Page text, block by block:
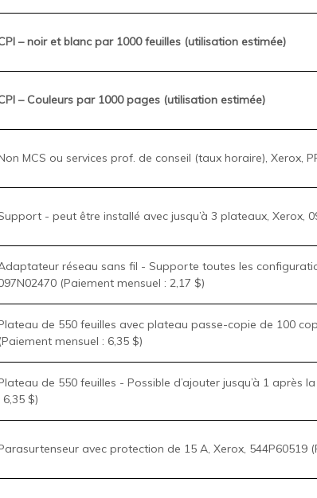
MCS ou services prof. de conseil (taux horaire), Xerox,
réseau sans fil - Supporte toutes les
de 550 feuilles avec plateau passe-copie de 100
(Paiement mensuel : 6,35 $)
de 550 feuilles - Possible d’ajouter jusqu’à 1 après
mensuel : 6,35 $)
avec protection de 15 A, Xerox, 544P60519